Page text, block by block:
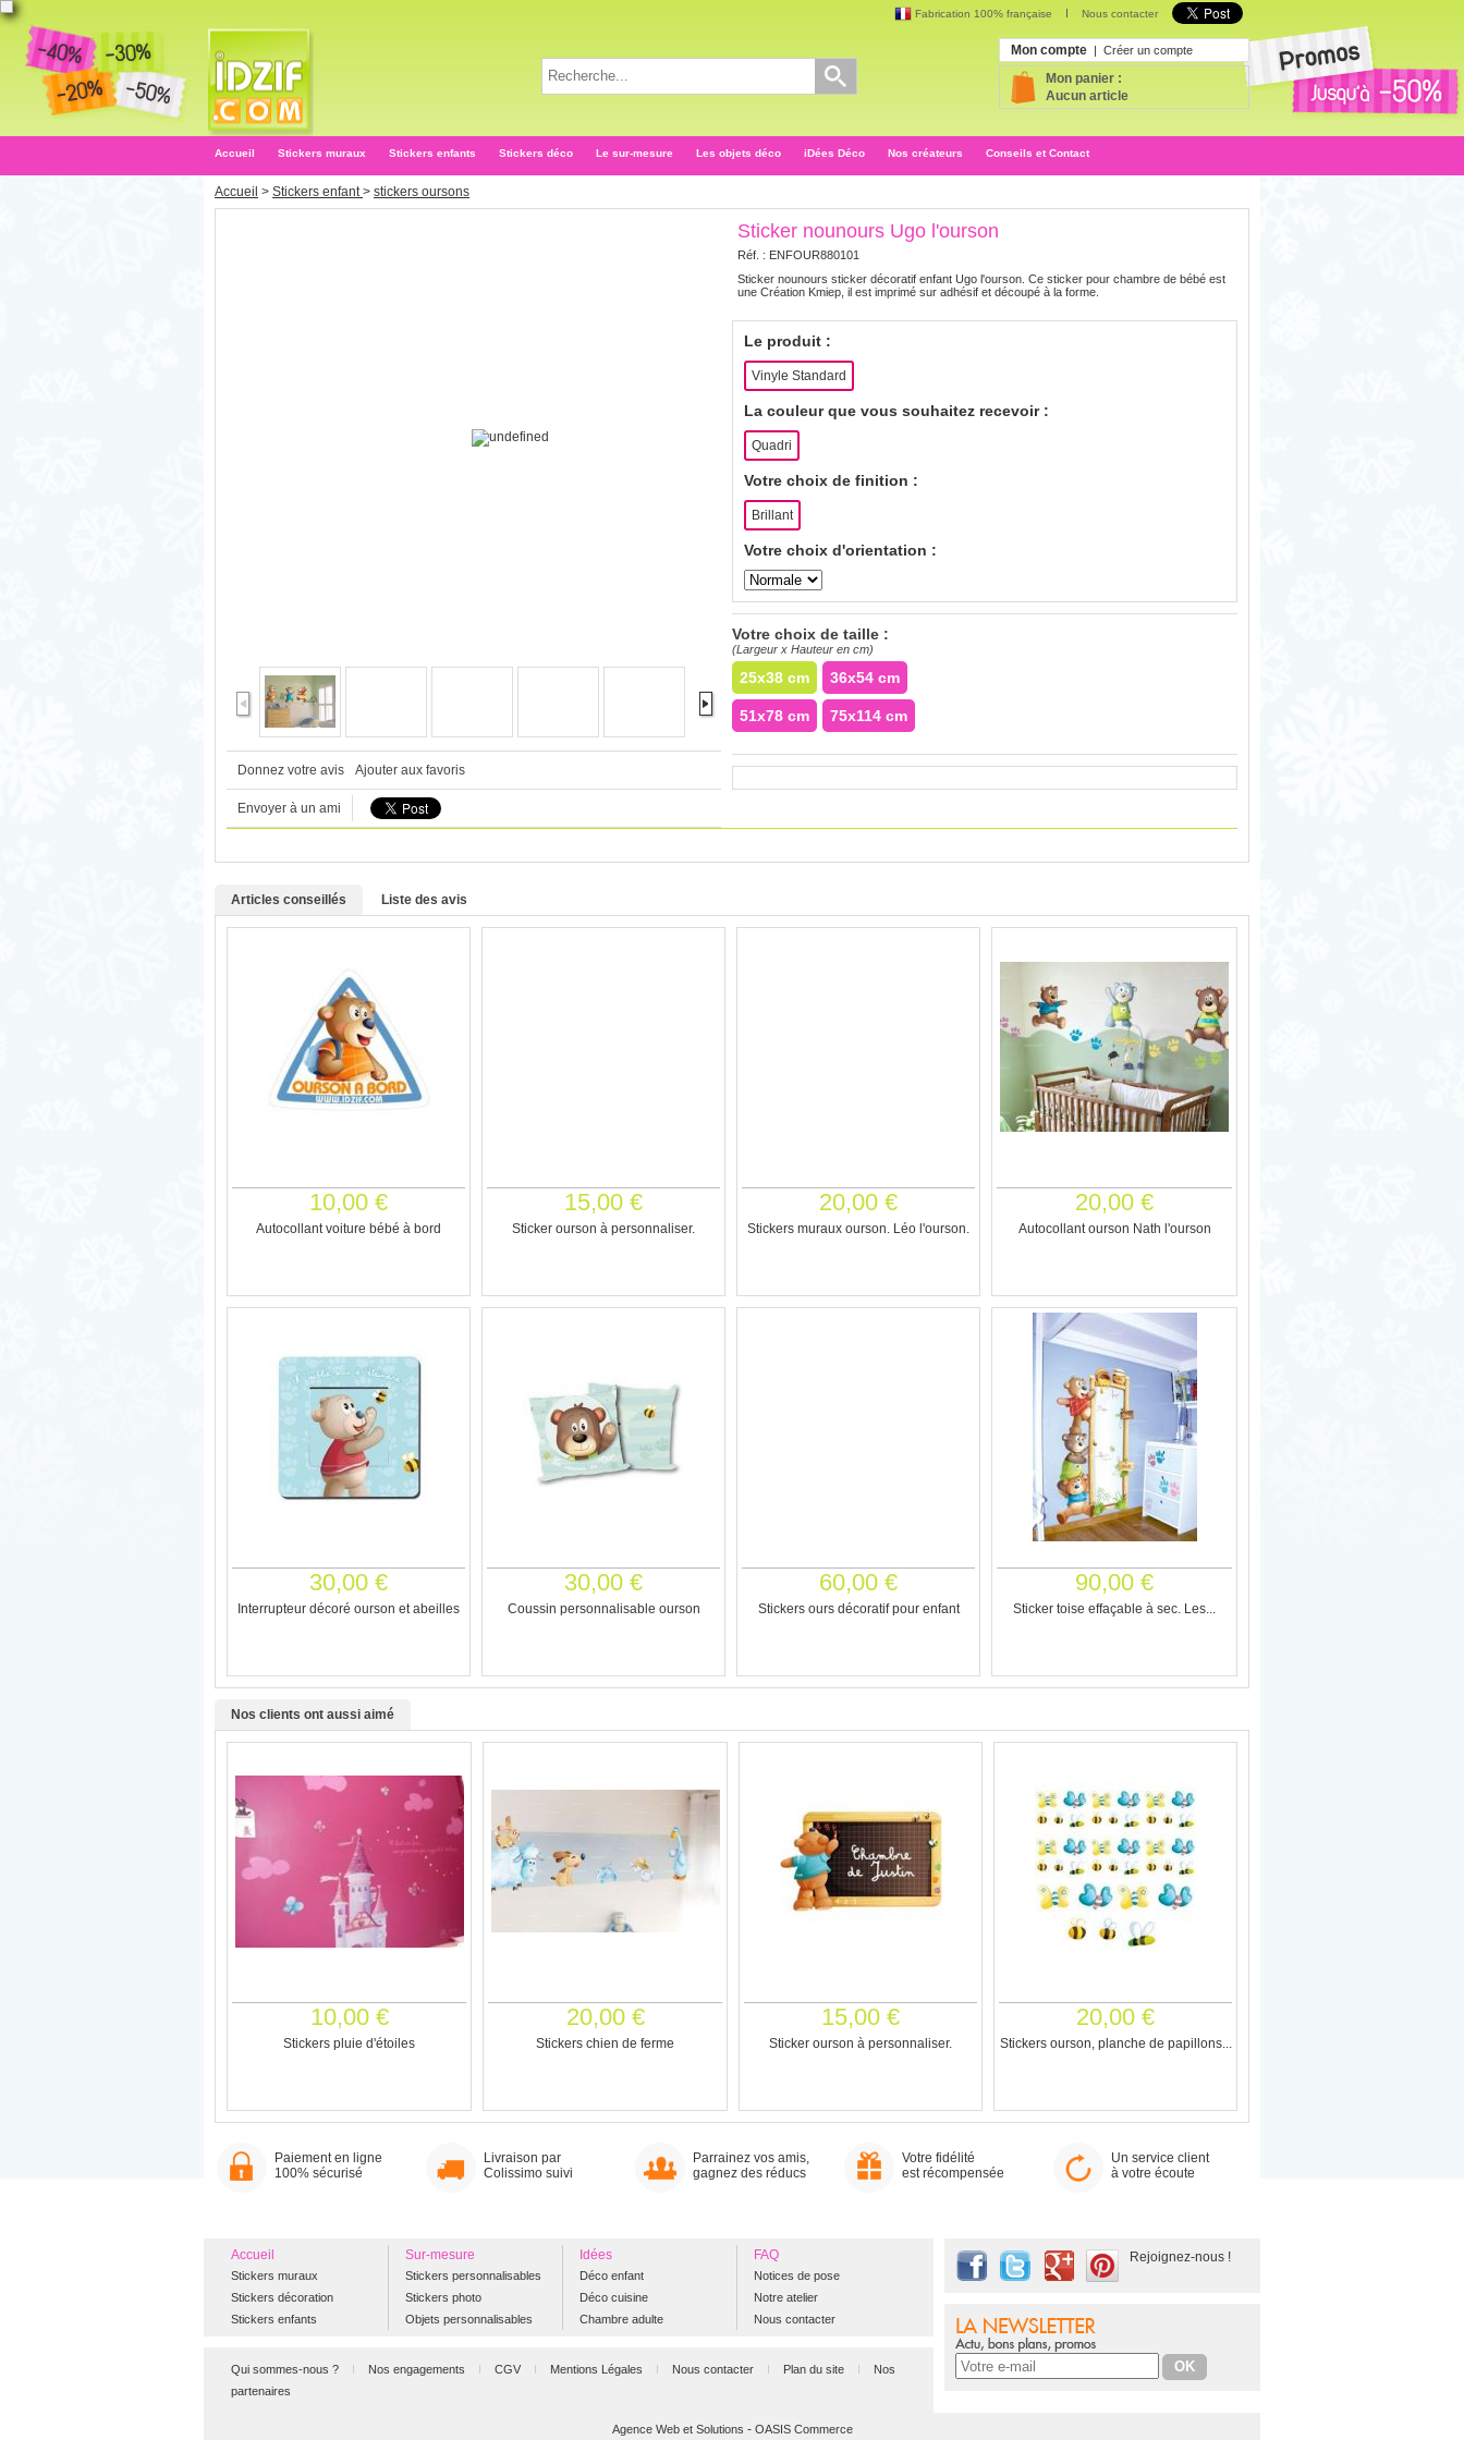
Fabrication 100% française Nous contacter
Mon compte | Créer un compte
Mon panier :
Aucun article
Accueil Stickers muraux Stickers enfants Stickers déco Le sur-mesure Les objets déco iDées Déco Nos créateurs Conseils et Contact
Accueil > Stickers enfant > stickers oursons
Donnez votre avis Ajouter aux favoris
Envoyer à un ami
Sticker nounours Ugo l'ourson
Réf. : ENFOUR880101
Sticker nounours sticker décoratif enfant Ugo l'ourson. Ce sticker pour chambre de bébé est
une Création Kmiep, il est imprimé sur adhésif et découpé à la forme.
Le produit :
Vinyle Standard
La couleur que vous souhaitez recevoir :
Quadri
Votre choix de finition :
Brillant
Votre choix d'orientation :
Votre choix de taille :
(Largeur x Hauteur en cm)
25x38 cm 36x54 cm
51x78 cm 75x114 cm
Articles conseillés Liste des avis
10,00 €
Autocollant voiture bébé à bord
15,00 €
Sticker ourson à personnaliser.
20,00 €
Stickers muraux ourson. Léo l'ourson.
20,00 €
Autocollant ourson Nath l'ourson
30,00 €
Interrupteur décoré ourson et abeilles
30,00 €
Coussin personnalisable ourson
60,00 €
Stickers ours décoratif pour enfant
90,00 €
Sticker toise effaçable à sec. Les...
Nos clients ont aussi aimé
10,00 €
Stickers pluie d'étoiles
20,00 €
Stickers chien de ferme
15,00 €
Sticker ourson à personnaliser.
20,00 €
Stickers ourson, planche de papillons...
Paiement en ligne
100% sécurisé
Livraison par
Colissimo suivi
Parrainez vos amis,
gagnez des réducs
Votre fidélité
est récompensée
Un service client
à votre écoute
Rejoignez-nous !
Accueil
Stickers muraux
Stickers décoration
Stickers enfants
Sur-mesure
Stickers personnalisables
Stickers photo
Objets personnalisables
Idées
Déco enfant
Déco cuisine
Chambre adulte
FAQ
Notices de pose
Notre atelier
Nous contacter
Qui sommes-nous ? Nos engagements CGV Mentions Légales Nous contacter Plan du site
Nos
partenaires
Agence Web et Solutions - OASIS Commerce